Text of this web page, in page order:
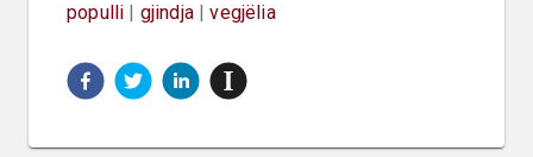
populli | gjindja |vegjëlia